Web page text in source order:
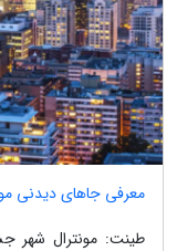
معرفی جاهای دیدنی
طینت: مونترال شهر